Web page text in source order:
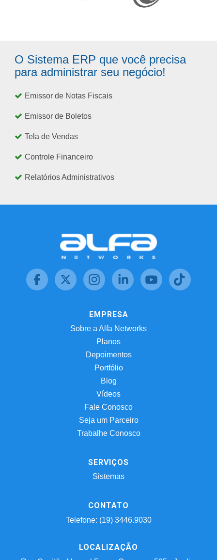
O Sistema ERP que você precisa
para administrar seu negócio!
Emissor de Notas Fiscais
Emissor de Boletos
Tela de Vendas
Controle Financeiro
Relatórios Administrativos
EMPRESA
Sobre a Alfa Networks
Planos
Depoimentos
Portfólio
Blog
Vídeos
Fale Conosco
Seja um Parceiro
Trabalhe Conosco
SERVIÇOS
Sistemas
CONTATO
Telefone: (19) 3446.9030
LOCALIZAÇÃO